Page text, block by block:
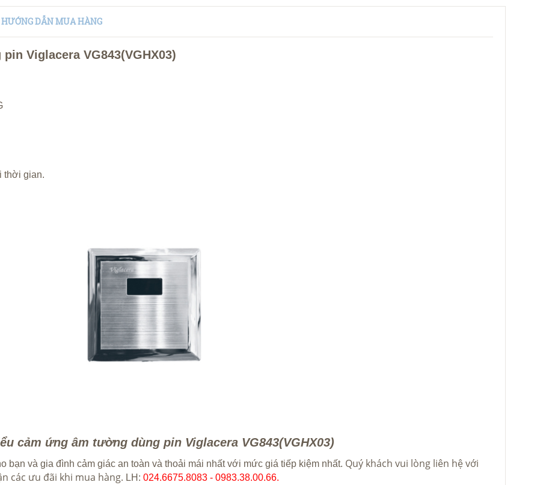
HƯỚNG DẪN MUA HÀNG
Viglacera VG843(VGHX03)
thời gian.
cảm ứng âm tường dùng pin Viglacera VG843(VGHX03)
bạn và gia đình cảm giác an toàn và thoải mái nhất với mức giá tiếp kiệm nhất. Quý khách vui lòng liên hệ với
các ưu đãi khi mua hàng. LH: 024.6675.8083 - 0983.38.00.66.